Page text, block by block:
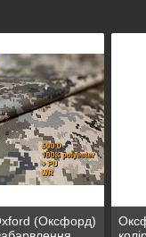
(Оксфорд)